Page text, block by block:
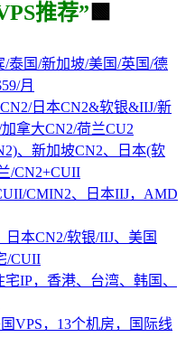
推荐” 🟩
/泰国/新加坡/美国/英国/德
月
日本CN2&软银&IIJ/新
拿大CN2/荷兰CU2
、新加坡CN2、日本(软
/CN2+CUII
CMIN2、日本IIJ，AMD
日本CN2/软银/IIJ、美国
/CUII
IP，香港、台湾、韩国、
VPS，13个机房，国际线